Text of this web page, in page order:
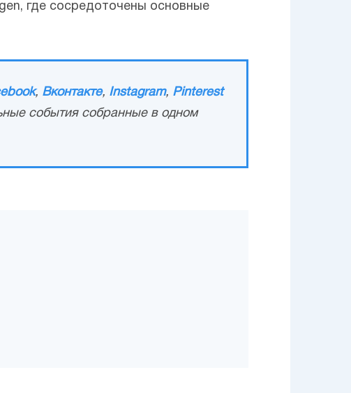
где сосредоточены основные
, Вконтакте, Instagram, Pinterest
события собранные в одном